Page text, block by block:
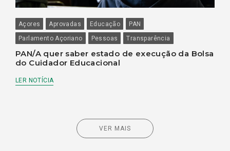
Açores Aprovadas Educação
PAN
Parlamento Açoriano
Pessoas Transparência
PAN/A quer saber estado de execução da Bolsa
do Cuidador Educacional
LER NOTÍCIA
VER MAIS